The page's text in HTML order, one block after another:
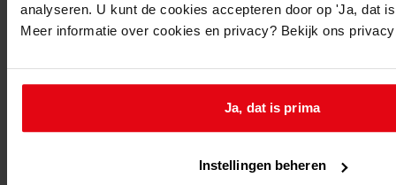
analyseren. U kunt de cookies accepteren door op 'Ja, dat
Meer informatie over cookies en privacy? Bekijk ons
Ja, dat is prima
Instellingen beheren
Printen